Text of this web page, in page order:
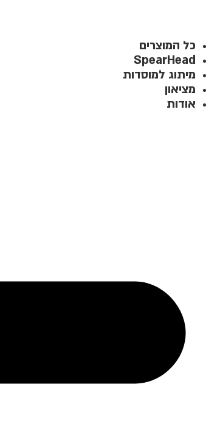
כל המוצרים
SpearHead
מיתוג למוסדות
מציאון
אודות